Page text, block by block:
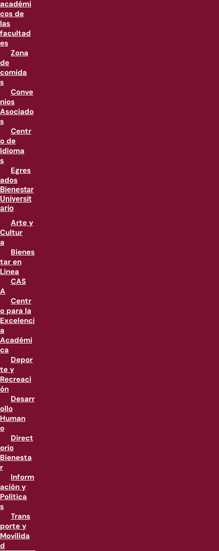
académi
cos de
las
facultad
es
Zona
de
comida
s
Conve
nios
Asociado
s
Centr
o de
Idioma
s
Egres
ados
Bienestar
Universit
ario
Arte y
Cultur
a
Bienes
tar en
Linea
CAS
A
Centr
o para la
Excelenci
a
Académi
ca
Depor
te y
Recreaci
ón
Desarr
ollo
Human
o
Direct
orio
Bienesta
r
Inform
ación y
Política
s
Trans
porte y
Movilida
d